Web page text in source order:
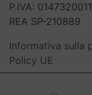
P.IVA:
REA SP-210889
Informativa sulla
Policy UE